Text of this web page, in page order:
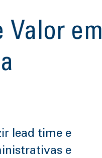
Valor em
lead time e
e